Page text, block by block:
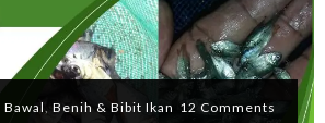
Bawal, Benih & Bibit Ikan 12 Comments